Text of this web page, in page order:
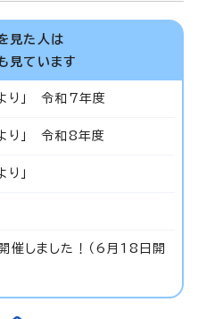
見た人は
見ています
り」 令和7年度
り」 令和8年度
」
催しました！（6月18日開